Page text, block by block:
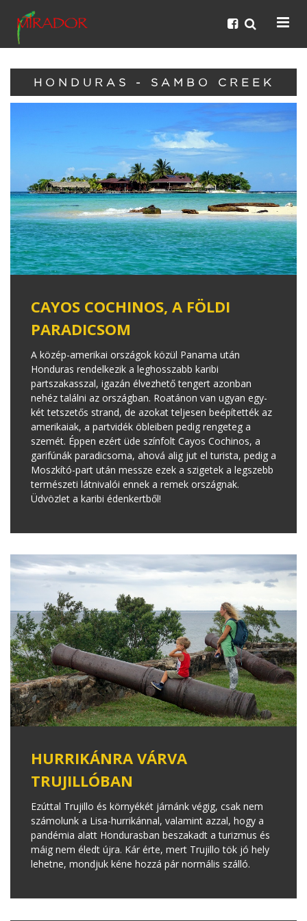
HONDURAS - SAMBO CREEK
CAYOS COCHINOS, A FÖLDI
PARADICSOM
A közép-amerikai országok közül Panama után
Honduras rendelkezik a leghosszabb karibi
partszakasszal, igazán élvezhető tengert azonban
nehéz találni az országban. Roatánon van ugyan egy-
két tetszetős strand, de azokat teljesen beépítették az
amerikaiak, a partvidék öbleiben pedig rengeteg a
szemét. Éppen ezért üde színfolt Cayos Cochinos, a
garifúnák paradicsoma, ahová alig jut el turista, pedig a
Moszkító-part után messze ezek a szigetek a legszebb
természeti látnivalói ennek a remek országnak.
Üdvözlet a karibi édenkertből!
HURRIKÁNRA VÁRVA
TRUJILLÓBAN
Ezúttal Trujillo és környékét járnánk végig, csak nem
számolunk a Lisa-hurrikánnal, valamint azzal, hogy a
pandémia alatt Hondurasban beszakadt a turizmus és
máig nem éledt újra. Kár érte, mert Trujillo tök jó hely
lehetne, mondjuk kéne hozzá pár normális szálló.